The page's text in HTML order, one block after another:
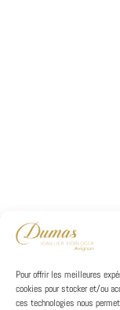
Pour offrir les meilleures
cookies pour stocker et/ou
ces technologies nous